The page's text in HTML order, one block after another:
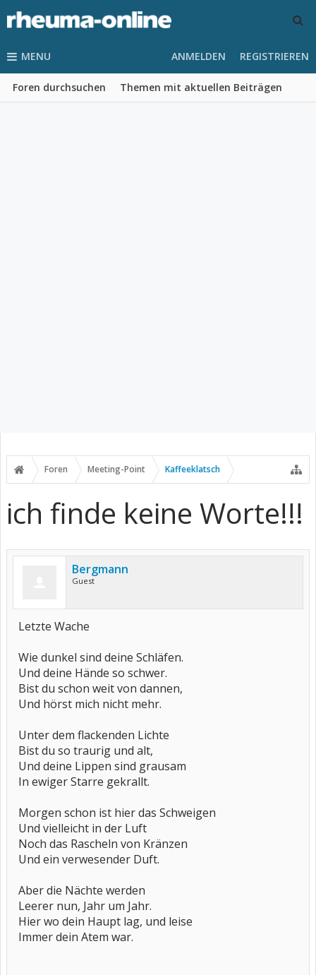
MENU
Foren durchsuchen Themen mit aktuellen Beiträgen
ANMELDEN REGISTRIEREN
Foren Meeting-Point Kaffeeklatsch
ich finde keine Worte!!!
Bergmann
Guest
Letzte Wache
Wie dunkel sind deine Schläfen.
Und deine Hände so schwer.
Bist du schon weit von dannen,
Und hörst mich nicht mehr.
Unter dem flackenden Lichte
Bist du so traurig und alt,
Und deine Lippen sind grausam
In ewiger Starre gekrallt.
Morgen schon ist hier das Schweigen
Und vielleicht in der Luft
Noch das Rascheln von Kränzen
Und ein verwesender Duft.
Aber die Nächte werden
Leerer nun, Jahr um Jahr.
Hier wo dein Haupt lag, und leise
Immer dein Atem war.